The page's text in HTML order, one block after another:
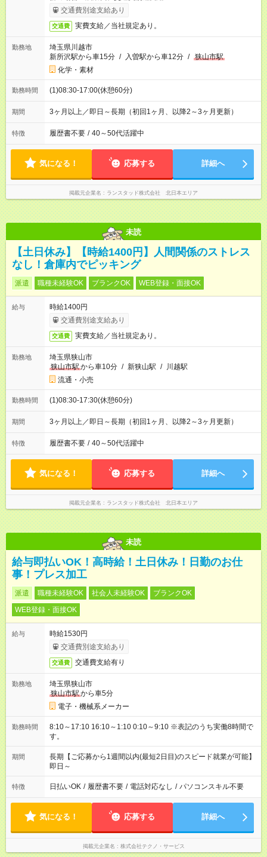
交通費別途支給あり
交通費 実費支給／当社規定あり。
勤務地
埼玉県川越市
新所沢駅から車15分 / 入曽駅から車12分 / 狭山市駅
化学・素材
勤務時間 (1)08:30-17:00(休憩60分)
期間 3ヶ月以上／即日～長期（初回1ヶ月、以降2～3ヶ月更新）
特徴 履歴書不要 / 40～50代活躍中
気になる！ 応募する 詳細へ
掲載元企業名 ランスタッド株式会社 北日本エリア
未読
【土日休み】【時給1400円】人間関係のストレス
なし！倉庫内でピッキング
派遣 職種未経験OK ブランクOK WEB登録・面接OK
給与
時給1400円
交通費別途支給あり
交通費 実費支給／当社規定あり。
勤務地
埼玉県狭山市
狭山市駅から車10分 / 新狭山駅 / 川越駅
流通・小売
勤務時間 (1)08:30-17:30(休憩60分)
期間 3ヶ月以上／即日～長期（初回1ヶ月、以降2～3ヶ月更新）
特徴 履歴書不要 / 40～50代活躍中
気になる！ 応募する 詳細へ
掲載元企業名 ランスタッド株式会社 北日本エリア
未読
給与即払いOK！高時給！土日休み！日勤のお仕
事！プレス加工
派遣 職種未経験OK 社会人未経験OK
ブランクOK
WEB登録・面接OK
給与
時給1530円
交通費別途支給あり
交通費 交通費支給有り
勤務地
埼玉県狭山市
狭山市駅から車5分
電子・機械系メーカー
勤務時間
8:10～17:10 16:10～1:10 0:10～9:10 ※表記のうち実働8時間で
す。
期間
長期【ご応募から1週間以内(最短2日目)のスピード就業が可能】
即日～
特徴 日払いOK / 履歴書不要 / 電話対応なし / パソコンスキル不要
気になる！ 応募する 詳細へ
掲載元企業名 株式会社テクノ・サービス